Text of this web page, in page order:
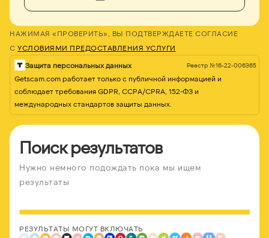
НАЖИМАЯ «ПРОВЕРИТЬ», ВЫ ПОДТВЕРЖДАЕТЕ СОГЛАСИЕ
С УСЛОВИЯМИ ПРЕДОСТАВЛЕНИЯ УСЛУГИ
Защита персональных данных Реестр №16-22-006365
Getscam.com работает только с публичной информацией и
соблюдает требования GDPR, CCPA/CPRA, 152-ФЗ и
международных стандартов защиты данных.
Поиск результатов
Нужно немного подождать пока мы ищем
результаты
РЕЗУЛЬТАТЫ МОГУТ ВКЛЮЧАТЬ